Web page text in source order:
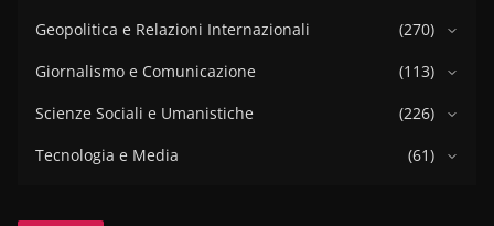
Geopolitica e Relazioni Internazionali
(270)
Giornalismo e Comunicazione
(113)
Scienze Sociali e Umanistiche
(226)
Tecnologia e Media
(61)